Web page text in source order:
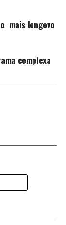
mais longevo
complexa